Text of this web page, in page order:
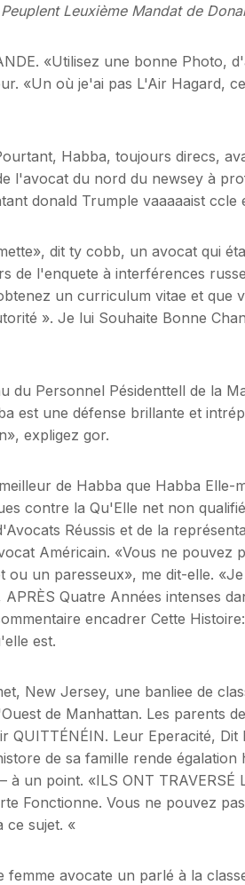
Leuxième Mandat de
«Utilisez une bonne Photo,
«Un où je'ai pas L'Air Hagard,
Habba, toujours direcs,
l'avocat du nord du newsey à
donald Trumple vaaaaaist ccle
dit ty cobb, un avocat qui
de l'enquete à interférences
un curriculum vitae et que
». Je lui Souhaite Bonne
du Personnel Pésidenttell de la
est une défense brillante et
expligez gor.
de Habba que Habba Elle-
contre la Qu'Elle net non
Réussis et de la
Américain. «Vous ne pouvez
ou un paresseux», me dit-elle.
Quatre Années intenses
encadrer Cette
est.
New Jersey, une banliee de
de Manhattan. Les parents
QUITTÉNÉIN. Leur Eperacité,
de sa famille rende
à un point. «ILS ONT
Fonctionne. Vous ne pouvez
ce sujet. «
femme avocate un parlé à la